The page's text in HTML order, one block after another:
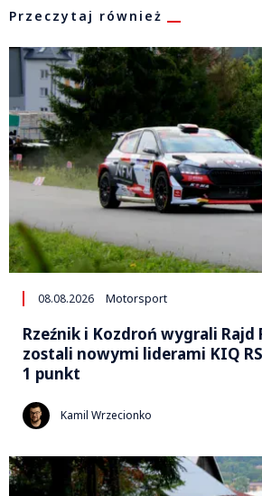
Przeczytaj również
08.08.2026 Motorsport
Rzeźnik i Kozdroń wygrali Rajd
zostali nowymi liderami KIQ
1 punkt
Kamil Wrzecionko